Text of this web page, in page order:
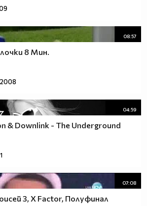
08:57
8 Мин.
04:59
& Downlink - The Underground
07:08
3, X Factor, Полуфинал